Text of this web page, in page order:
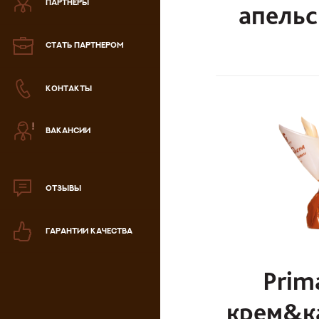
ПАРТНЕРЫ
СТАТЬ ПАРТНЕРОМ
КОНТАКТЫ
ВАКАНСИИ
ОТЗЫВЫ
ГАРАНТИИ КАЧЕСТВА
паста
продукции
РФ